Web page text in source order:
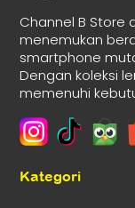
Channel B Store
menemukan
smartphone
Dengan koleksi
memenuhi
Kategori